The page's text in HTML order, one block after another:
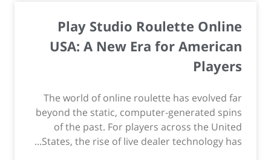
Play Studio Roulette Online
USA: A New Era for American
Players
The world of online roulette has evolved far
beyond the static, computer-generated spins
of the past. For players across the United
States, the rise of live dealer technology has...